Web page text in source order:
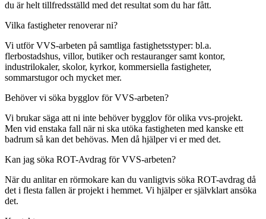
du är helt tillfredsställd med det resultat som du har fått.
Vilka fastigheter renoverar ni?
Vi utför VVS-arbeten på samtliga fastighetsstyper: bl.a.
flerbostadshus, villor, butiker och restauranger samt kontor,
industrilokaler, skolor, kyrkor, kommersiella fastigheter,
sommarstugor och mycket mer.
Behöver vi söka bygglov för VVS-arbeten?
Vi brukar säga att ni inte behöver bygglov för olika vvs-projekt.
Men vid enstaka fall när ni ska utöka fastigheten med kanske ett
badrum så kan det behövas. Men då hjälper vi er med det.
Kan jag söka ROT-Avdrag för VVS-arbeten?
När du anlitar en rörmokare kan du vanligtvis söka ROT-avdrag då
det i flesta fallen är projekt i hemmet. Vi hjälper er självklart ansöka
det.